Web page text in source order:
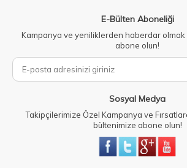
E-Bülten Aboneliği
Kampanya ve yeniliklerden haberdar
abone olun!
Sosyal Medya
Takipçilerimize Özel Kampanya ve
bültenimize abone olun!